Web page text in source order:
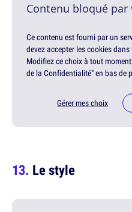
Contenu bloqué
Ce contenu est fourni par un
devez accepter les cookies
Modifiez ce choix à tout
de la Confidentialité" en bas de
Gérer mes choix
Le style